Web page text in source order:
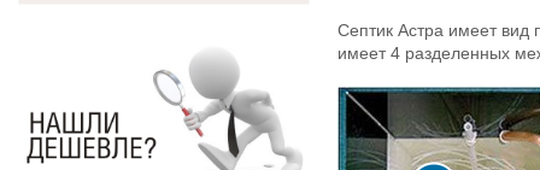
Септик Астра имеет вид
имеет 4 разделенных